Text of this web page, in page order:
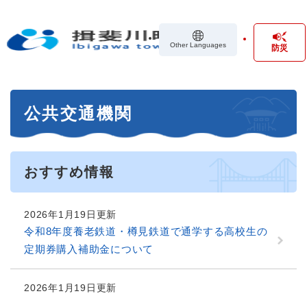
の
Other Languages 防災
公共交通機関
おすすめ情報
2026年1月19日更新
令和8年度養老鉄道・樽見鉄道で通学する高校生の
定期券購入補助金について
2026年1月19日更新